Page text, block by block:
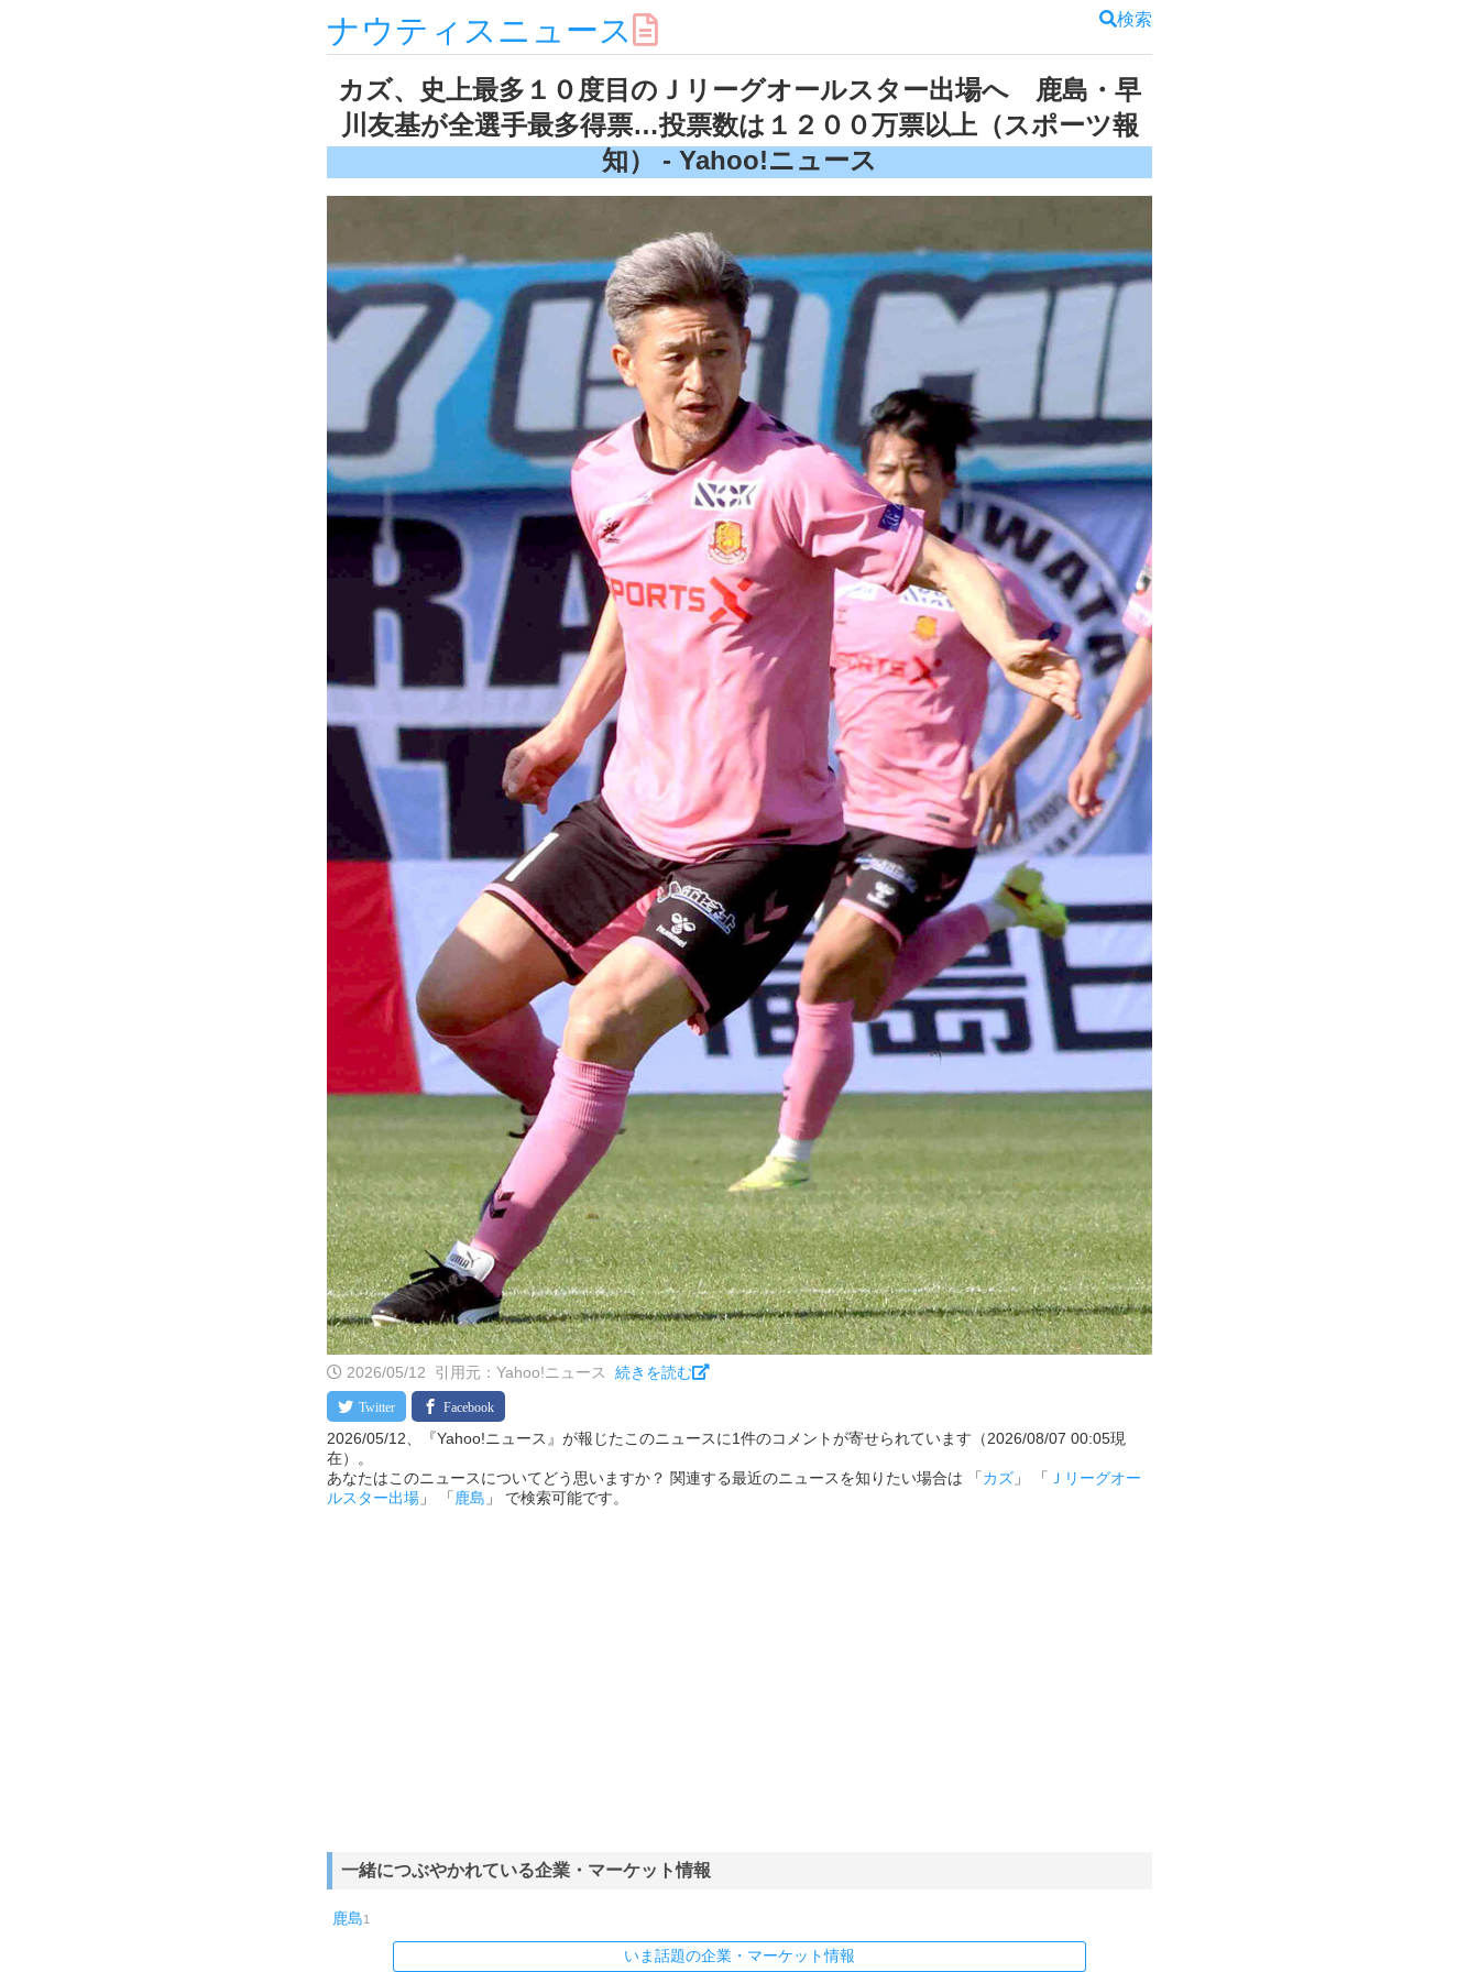
ナウティスニュース 検索
カズ、史上最多１０度目のＪリーグオールスター出場へ 鹿島・早
川友基が全選手最多得票…投票数は１２００万票以上（スポーツ報
知） - Yahoo!ニュース
2026/05/12 引用元：Yahoo!ニュース 続きを読む
2026/05/12、『Yahoo!ニュース』が報じたこのニュースに1件のコメントが寄せられています（2026/08/07 00:05現
在）。
あなたはこのニュースについてどう思いますか？ 関連する最近のニュースを知りたい場合は 「カズ 」 「 Ｊリーグオー
ルスター出場 」 「鹿島 」 で検索可能です。
一緒につぶやかれている企業・マーケット情報
鹿島1
いま話題の企業・マーケット情報